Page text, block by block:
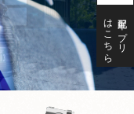
配車アプリ
はこちら